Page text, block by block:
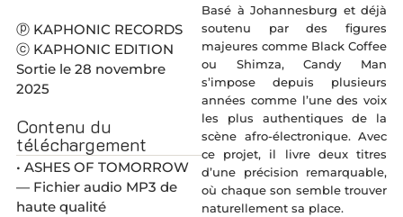
ⓟ KAPHONIC RECORDS
ⓒ KAPHONIC EDITION
Sortie le 28 novembre
2025
Contenu du
téléchargement
• ASHES OF TOMORROW
— Fichier audio MP3 de
haute qualité
Basé à Johannesburg et déjà
soutenu par des figures
majeures comme Black Coffee
ou Shimza, Candy Man
s’impose depuis plusieurs
années comme l’une des voix
les plus authentiques de la
scène afro-électronique. Avec
ce projet, il livre deux titres
d’une précision remarquable,
où chaque son semble trouver
naturellement sa place.